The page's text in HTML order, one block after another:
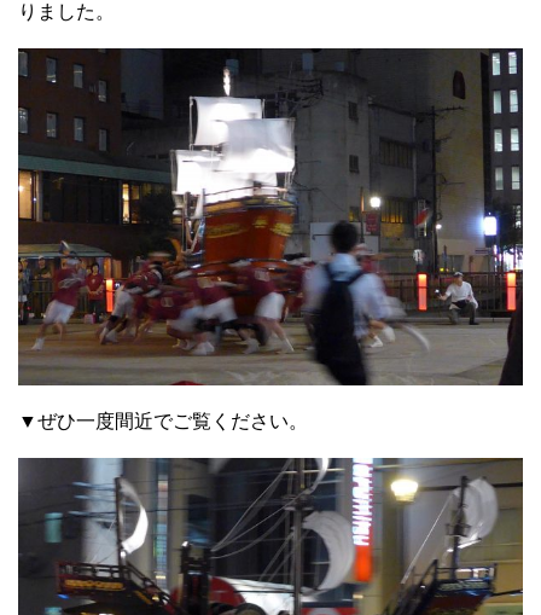
りました。
▼ぜひ一度間近でご覧ください。